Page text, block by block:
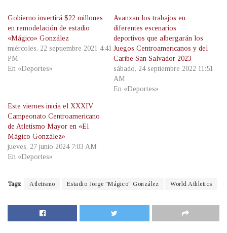
Gobierno invertirá $22 millones
en remodelación de estadio
«Mágico» González
miércoles, 22 septiembre 2021 4:41
PM
En «Deportes»
Avanzan los trabajos en
diferentes escenarios
deportivos que albergarán los
Juegos Centroamericanos y del
Caribe San Salvador 2023
sábado, 24 septiembre 2022 11:51
AM
En «Deportes»
Este viernes inicia el XXXIV
Campeonato Centroamericano
de Atletismo Mayor en «El
Mágico González»
jueves, 27 junio 2024 7:03 AM
En «Deportes»
Tags: Atletismo Estadio Jorge "Mágico" González World Athletics